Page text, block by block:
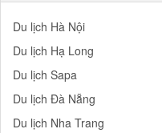
Du lịch Hà Nội
Du lịch Hạ Long
Du lịch Sapa
Du lịch Đà Nẵng
Du lịch Nha Trang